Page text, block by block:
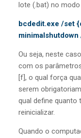
lote (.bat) no
bcdedit.exe /set
Ou seja, neste
com os
[f], o qual força
serem
qual define quanto
reinicializar.
Quando o